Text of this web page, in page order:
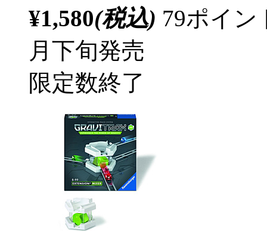
¥1,580(税込) 79ポイ
月下旬発売
限定数終了